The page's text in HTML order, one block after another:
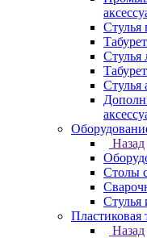
Стулья
Стулья
Назад
Столы
Стулья
Пластиковая
Назад